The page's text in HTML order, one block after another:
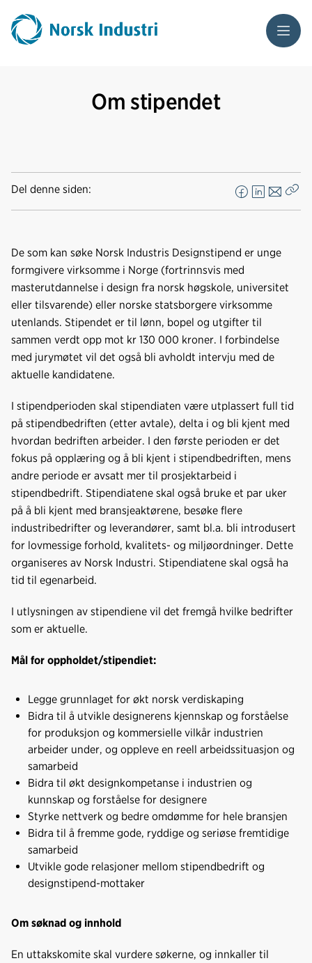
Meny
Om stipendet
Del denne siden:
F
a
e
b
o
o
k
L
i
k
d
n
E
-
o
t
De som kan søke Norsk Industris Designstipend er unge
formgivere virksomme i Norge (fortrinnsvis med
masterutdannelse i design fra norsk høgskole, universitet
eller tilsvarende) eller norske statsborgere virksomme
utenlands. Stipendet er til lønn, bopel og utgifter til
sammen verdt opp mot kr 130 000 kroner. I forbindelse
med jurymøtet vil det også bli avholdt intervju med de
aktuelle kandidatene.
I stipendperioden skal stipendiaten være utplassert full tid
på stipendbedriften (etter avtale), delta i og bli kjent med
hvordan bedriften arbeider. I den første perioden er det
fokus på opplæring og å bli kjent i stipendbedriften, mens
andre periode er avsatt mer til prosjektarbeid i
stipendbedrift. Stipendiatene skal også bruke et par uker
på å bli kjent med bransjeaktørene, besøke flere
industribedrifter og leverandører, samt bl.a. bli introdusert
for lovmessige forhold, kvalitets- og miljøordninger. Dette
organiseres av Norsk Industri. Stipendiatene skal også ha
tid til egenarbeid.
I utlysningen av stipendiene vil det fremgå hvilke bedrifter
som er aktuelle.
Mål for oppholdet/stipendiet:
Legge grunnlaget for økt norsk verdiskaping
Bidra til å utvikle designerens kjennskap og forståelse
for produksjon og kommersielle vilkår industrien
arbeider under, og oppleve en reell arbeidssituasjon og
samarbeid
Bidra til økt designkompetanse i industrien og
kunnskap og forståelse for designere
Styrke nettverk og bedre omdømme for hele bransjen
Bidra til å fremme gode, ryddige og seriøse fremtidige
samarbeid
Utvikle gode relasjoner mellom stipendbedrift og
designstipend-mottaker
Om søknad og innhold
En uttakskomite skal vurdere søkerne, og innkaller til